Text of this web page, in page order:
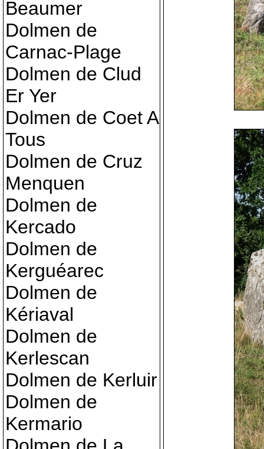
Beaumer
Dolmen de
Carnac-Plage
Dolmen de Clud
Er Yer
Dolmen de Coet A
Tous
Dolmen de Cruz
Menquen
Dolmen de
Kercado
Dolmen de
Kerguéarec
Dolmen de
Kériaval
Dolmen de
Kerlescan
Dolmen de Kerluir
Dolmen de
Kermario